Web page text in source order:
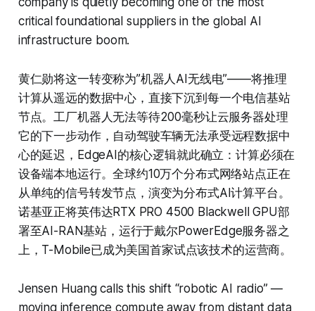
critical foundational suppliers in the global AI
infrastructure boom.
黄仁勋将这一转变称为”机器人AI无线电”——将推理
计算从遥远的数据中心，直接下沉到每一个电信基站
节点。工厂机器人无法等待200毫秒让云服务器处理
它的下一步动作，自动驾驶车辆无法承受远程数据中
心的延迟，EdgeAI的核心逻辑就此确立：计算必须在
设备端本地运行。全球约10万个分布式网络站点正在
从单纯的信号转发节点，演变为分布式AI计算平台。
诺基亚正将英伟达RTX PRO 4500 Blackwell GPU部
署至AI-RAN基站，运行于戴尔PowerEdge服务器之
上，T-Mobile已成为美国首家试点该技术的运营商。
Jensen Huang calls this shift “robotic AI radio” —
moving inference compute away from distant data